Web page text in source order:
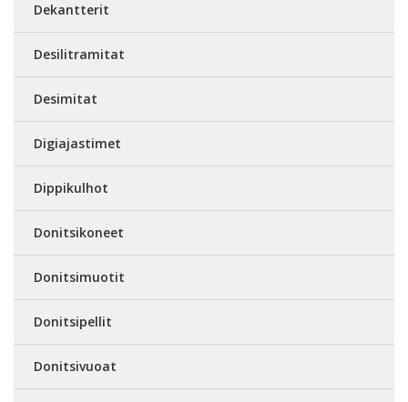
Dekantterit
Desilitramitat
Desimitat
Digiajastimet
Dippikulhot
Donitsikoneet
Donitsimuotit
Donitsipellit
Donitsivuoat